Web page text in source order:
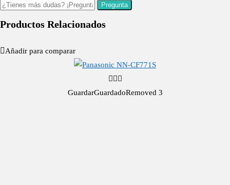
Productos Relacionados
Añadir para comparar
GuardarGuardadoRemoved 3